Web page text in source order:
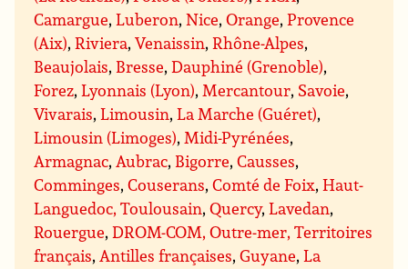
Camargue,Luberon,Nice,Orange,Provence
(Aix),Riviera,Venaissin,Rhône-Alpes,
Beaujolais, Bresse,Dauphiné (Grenoble),
Forez,Lyonnais (Lyon), Mercantour, Savoie,
Vivarais,Limousin,La Marche (Guéret),
Limousin (Limoges), Midi-Pyrénées,
Armagnac, Aubrac, Bigorre,Causses,
Comminges,Couserans,Comté de Foix,Haut-
Languedoc, Toulousain,Quercy,Lavedan,
Rouergue,DROM-COM, Outre-mer, Territoires
français, Antilles françaises,Guyane,La